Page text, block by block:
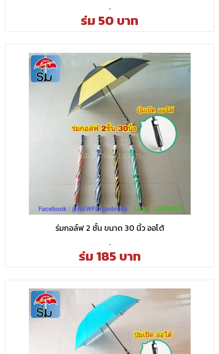
.
ร่ม 50 บาท
ร่มกอล์ฟ 2 ชั้น ขนาด 30 นิ้ว ออโต้
.
ร่ม 185 บาท